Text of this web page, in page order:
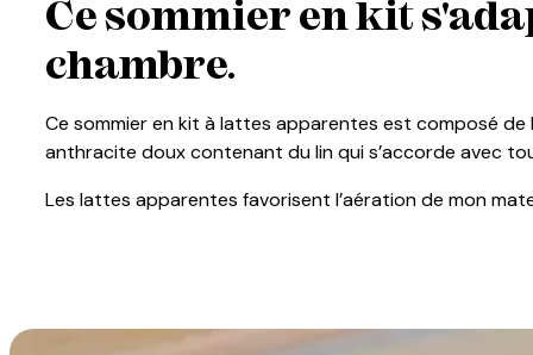
Ce sommier en kit
chambre.
Ce sommier en kit à lattes apparentes est composé
anthracite doux contenant du lin qui s’accorde avec
Les lattes apparentes favorisent l’aération de mon